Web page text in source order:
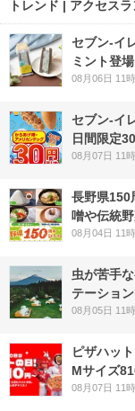
トレンド | アクセス
セブン‐イ
ミント登
08月06日 11
セブン‐イ
日間限定
08月07日 11
長野県
噌や伝統
08月04日 11
虫が苦手
テーショ
08月05日 11
ピザハッ
Mサイズ
08月07日 11